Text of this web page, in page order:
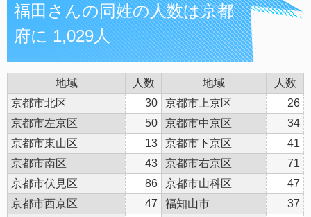
福田さんの同姓の人数は京都
府に 1,029人
地域 人数 地域
人数
京都市北区
30 京都市上京区
26
京都市左京区
50 京都市中京区
34
京都市東山区
13 京都市下京区
41
京都市南区
43 京都市右京区
71
京都市伏見区
86 京都市山科区
47
京都市西京区
47 福知山市
37